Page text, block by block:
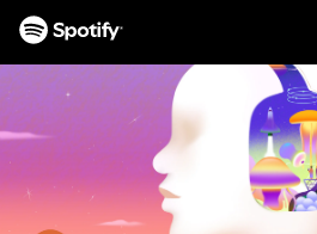
AL
CONTENIDO